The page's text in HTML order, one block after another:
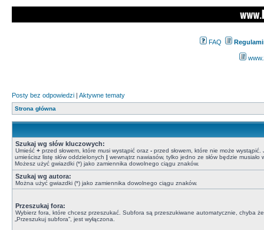
FAQ
Posty bez odpowiedzi | Aktywne tematy
Strona główna
Szukaj wg słów kluczowych:
Umieść + przed słowem, które musi wystąpić oraz - przed słowem, które nie może wystąpić.
umieścisz listę słów oddzielonych | wewnątrz nawiasów, tylko jedno ze słów będzie musiało
Możesz użyć gwiazdki (*) jako zamiennika dowolnego ciągu znaków.
Szukaj wg autora:
Można użyć gwiazdki (*) jako zamiennika dowolnego ciągu znaków.
Przeszukaj fora:
Wybierz fora, które chcesz przeszukać. Subfora są przeszukiwane automatycznie, chyba
„Przeszukuj subfora”, jest wyłączona.